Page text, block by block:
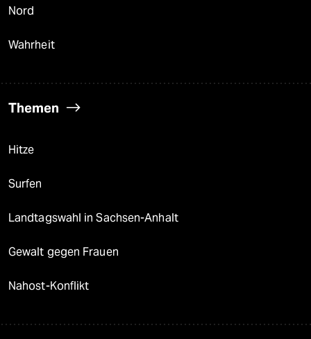
Nord
Wahrheit
Themen
Hitze
Surfen
Landtagswahl in Sachsen-Anhalt
Gewalt gegen Frauen
Nahost-Konflikt